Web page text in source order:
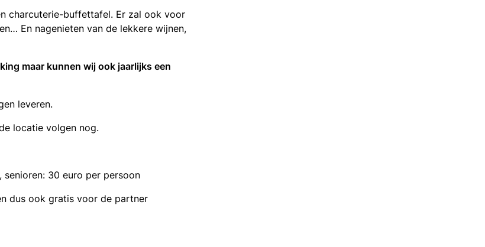
charcuterie-buffettafel. Er zal ook voor
En nagenieten van de lekkere wijnen,
maar kunnen wij ook jaarlijks een
leveren.
locatie volgen nog.
30 euro per persoon
dus ook gratis voor de partner